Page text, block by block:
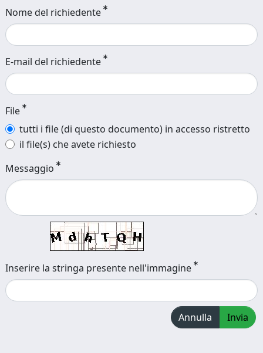
Nome del richiedente
E-mail del richiedente
File
tutti i file (di questo documento) in accesso ristretto
il file(s) che avete richiesto
Messaggio
Inserire la stringa presente nell'immagine
Annulla Invia